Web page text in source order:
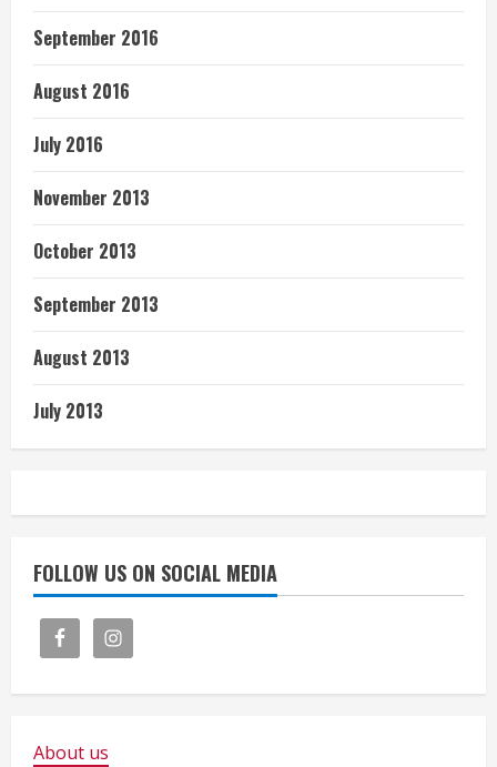
September 2016
August 2016
July 2016
November 2013
October 2013
September 2013
August 2013
July 2013
FOLLOW US ON SOCIAL MEDIA
About us